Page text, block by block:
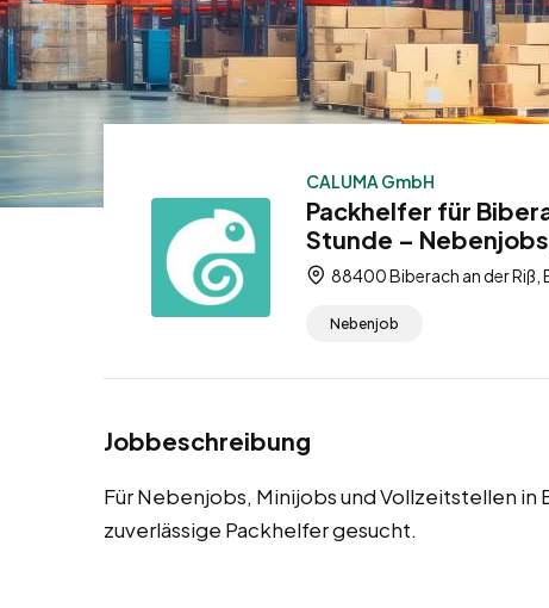
CALUMA GmbH
Packhelfer für
Stunde –
88400 Biberach an der
Nebenjob
Jobbeschreibung
Für Nebenjobs, Minijobs und Vollzeitstellen
zuverlässige Packhelfer gesucht.